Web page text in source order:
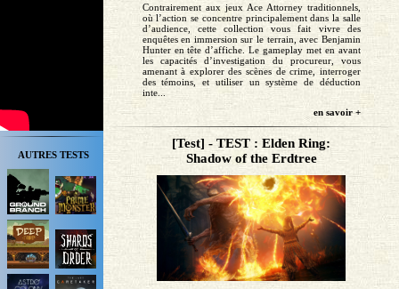
AUTRES TESTS
Contrairement aux jeux Ace Attorney traditionnels,
où l’action se concentre principalement dans la salle
d’audience, cette collection vous fait vivre des
enquêtes en immersion sur le terrain, avec Benjamin
Hunter en tête d’affiche. Le gameplay met en avant
les capacités d’investigation du procureur, vous
amenant à explorer des scènes de crime, interroger
des témoins, et utiliser un système de déduction
inte...
en savoir +
[Test] - TEST : Elden Ring:
Shadow of the Erdtree